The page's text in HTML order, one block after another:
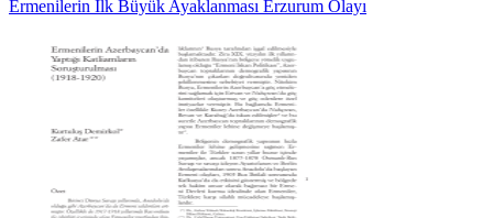
Ermenilerin İlk Büyük Ayaklanması Erzurum Olayı